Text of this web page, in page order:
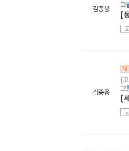
김종웅
고
[
김종웅
N
[
고
[